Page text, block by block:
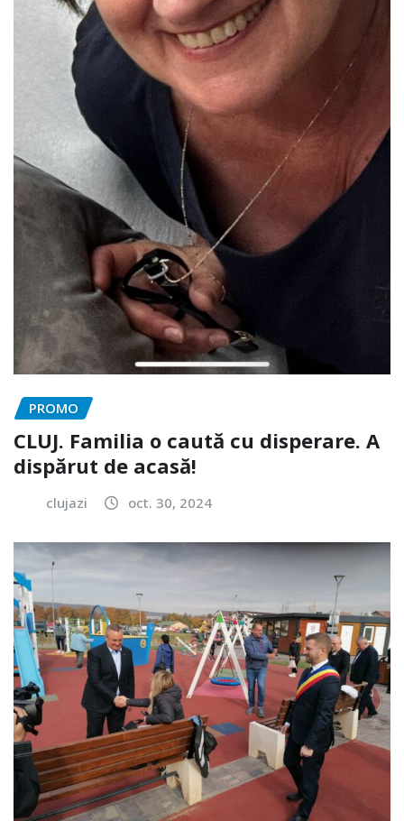
PROMO
CLUJ. Familia o caută cu disperare. A
dispărut de acasă!
clujazi oct. 30, 2024